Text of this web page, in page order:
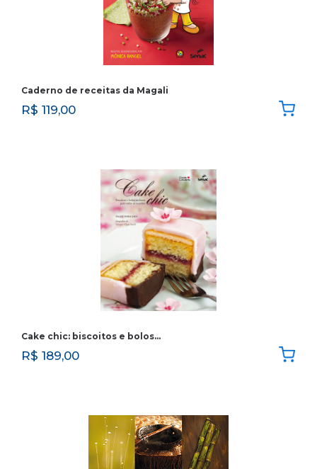
Caderno de receitas da Magali
R$ 119,00
Cake chic: biscoitos e bolos…
R$ 189,00